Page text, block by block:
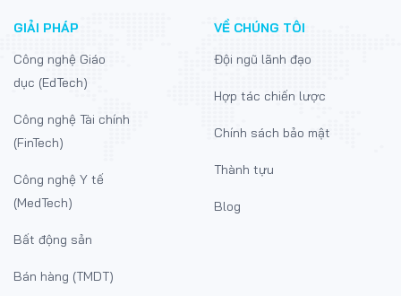
GIẢI PHÁP
Công nghệ Giáo
dục (EdTech)
Công nghệ Tài chính
(FinTech)
Công nghệ Y tế
(MedTech)
Bất động sản
Bán hàng (TMDT)
VỀ CHÚNG TÔI
Đội ngũ lãnh đạo
Hợp tác chiến lược
Chính sách bảo mật
Thành tựu
Blog